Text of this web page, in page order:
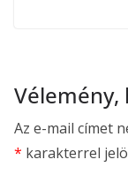
Vélemény,
Az e-mail címet
* karakterrel